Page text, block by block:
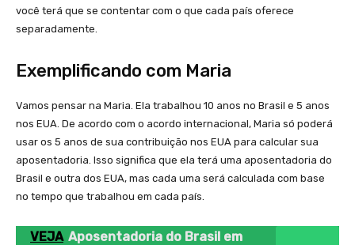
você terá que se contentar com o que cada país oferece
separadamente.
Exemplificando com Maria
Vamos pensar na Maria. Ela trabalhou 10 anos no Brasil e 5 anos
nos EUA. De acordo com o acordo internacional, Maria só poderá
usar os 5 anos de sua contribuição nos EUA para calcular sua
aposentadoria. Isso significa que ela terá uma aposentadoria do
Brasil e outra dos EUA, mas cada uma será calculada com base
no tempo que trabalhou em cada país.
VEJA Aposentadoria do Brasil em